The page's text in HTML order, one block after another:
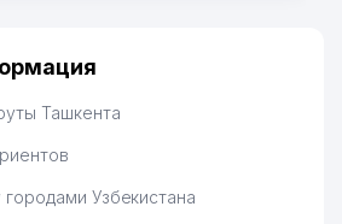
ДОВЕРИЯ И
Ташкента
Узбекистана